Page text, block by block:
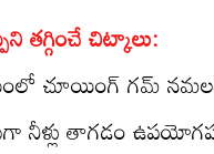
చిట్కాలు:
చూయింగ్ గమ్
నీళ్లు తాగడం